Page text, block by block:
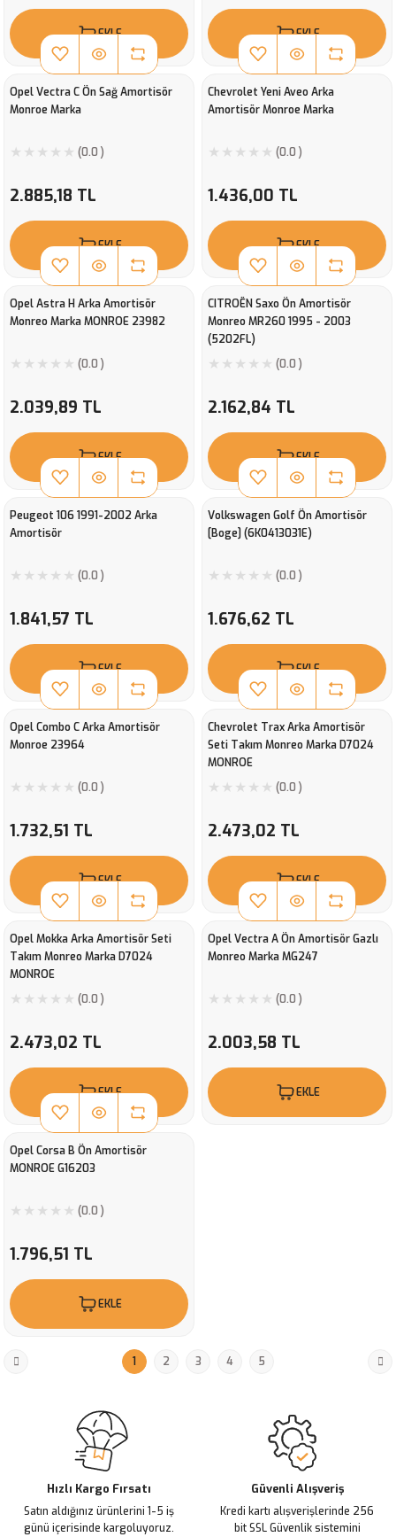
EKLE EKLE
Opel Vectra C Ön Sağ Amortisör
Monroe Marka
(0.0 )
2.885,18 TL
EKLE
Chevrolet Yeni Aveo Arka
Amortisör Monroe Marka
(0.0 )
1.436,00 TL
EKLE
Opel Astra H Arka Amortisör
Monreo Marka MONROE 23982
(0.0 )
2.039,89 TL
EKLE
CITROËN Saxo Ön Amortisör
Monreo MR260 1995 - 2003
(5202FL)
(0.0 )
2.162,84 TL
EKLE
Peugeot 106 1991-2002 Arka
Amortisör
(0.0 )
1.841,57 TL
EKLE
Volkswagen Golf Ön Amortisör
[Boge] (6K0413031E)
(0.0 )
1.676,62 TL
EKLE
Opel Combo C Arka Amortisör
Monroe 23964
(0.0 )
1.732,51 TL
EKLE
Chevrolet Trax Arka Amortisör
Seti Takım Monreo Marka D7024
MONROE
(0.0 )
2.473,02 TL
EKLE
Opel Mokka Arka Amortisör Seti
Takım Monreo Marka D7024
MONROE
(0.0 )
2.473,02 TL
EKLE
Opel Vectra A Ön Amortisör Gazlı
Monreo Marka MG247
(0.0 )
2.003,58 TL
EKLE
Opel Corsa B Ön Amortisör
MONROE G16203
(0.0 )
1.796,51 TL
EKLE
1 2 3 4 5
Hızlı Kargo Fırsatı
Satın aldığınız ürünlerini 1-5 iş
günü içerisinde kargoluyoruz.
Güvenli Alışveriş
Kredi kartı alışverişlerinde 256
bit SSL Güvenlik sistemini